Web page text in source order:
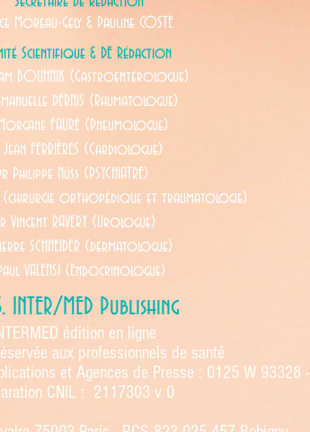
Moreau-Gely & Pauline COSTE
Scientifique & DE Rédaction
BOUHNIK (Gastroentérologue)
DERNIS (Rhumatologue)
FAURE (Pneumologue)
FERRIÈRES (Cardiologue)
Philippe Nüss (PSYCHIATRE)
(chirurgie orthopédique et traumatologie)
Vincent RAVERY (Urologue)
SCHNEIDER (dermatologue)
VALENSI (Endocrinologue)
INTER/MED Publishing
édition en ligne
aux professionnels de santé
et Agences de Presse : 0125 W 93328 -
CNIL : 2117303 v 0